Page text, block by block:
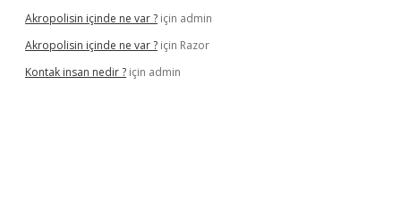
Akropolisin içinde ne var ? için admin
Akropolisin içinde ne var ? için Razor
Kontak insan nedir ? için admin